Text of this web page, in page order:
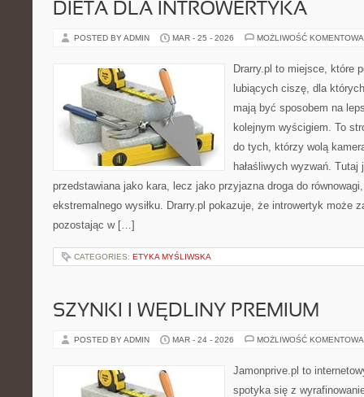
DIETA DLA INTROWERTYKA
POSTED BY ADMIN MAR - 25 - 2026 MOŻLIWOŚĆ
Drarry.pl to miejsce, które
lubiących ciszę, dla
mają być sposobem na
kolejnym wyścigiem. To
do tych, którzy wolą
hałaśliwych wyzwań. Tutaj
przedstawiana jako kara, lecz jako przyjazna droga do
ekstremalnego wysiłku. Drarry.pl pokazuje, że introwertyk może
pozostając w […]
CATEGORIES: ETYKA MYŚLIWSKA
SZYNKI I WĘDLINY PREMIUM
POSTED BY ADMIN MAR - 24 - 2026 MOŻLIWOŚĆ
Jamonprive.pl to
spotyka się z